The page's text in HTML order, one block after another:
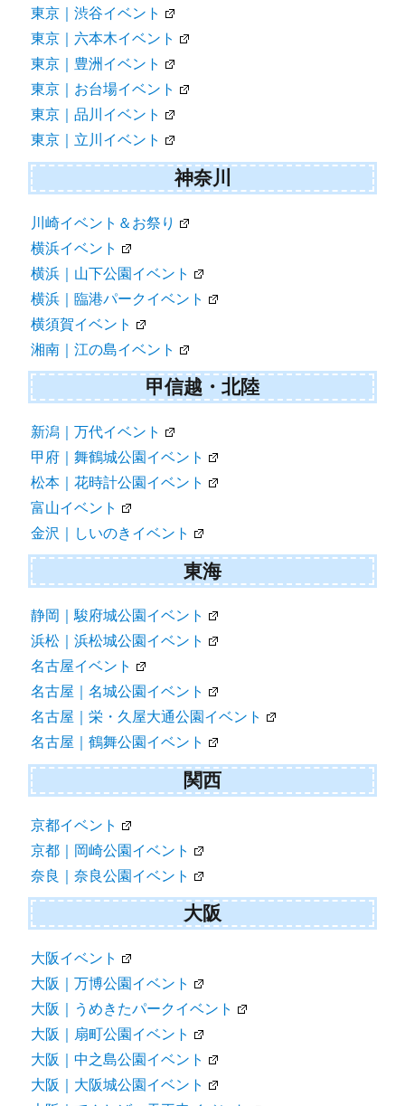
東京｜渋谷イベント
東京｜六本木イベント
東京｜豊洲イベント
東京｜お台場イベント
東京｜品川イベント
東京｜立川イベント
神奈川
川崎イベント＆お祭り
横浜イベント
横浜｜山下公園イベント
横浜｜臨港パークイベント
横須賀イベント
湘南｜江の島イベント
甲信越・北陸
新潟｜万代イベント
甲府｜舞鶴城公園イベント
松本｜花時計公園イベント
富山イベント
金沢｜しいのきイベント
東海
静岡｜駿府城公園イベント
浜松｜浜松城公園イベント
名古屋イベント
名古屋｜名城公園イベント
名古屋｜栄・久屋大通公園イベント
名古屋｜鶴舞公園イベント
関西
京都イベント
京都｜岡崎公園イベント
奈良｜奈良公園イベント
大阪
大阪イベント
大阪｜万博公園イベント
大阪｜うめきたパークイベント
大阪｜扇町公園イベント
大阪｜中之島公園イベント
大阪｜大阪城公園イベント